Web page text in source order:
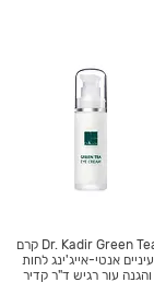
Dr. Kadir Green Tea קרם
עיניים אנטי-אייג'ינג לחות
והגנה עור רגיש ד"ר קדיר